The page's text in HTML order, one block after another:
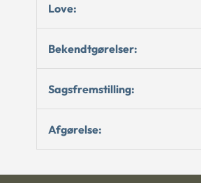
Love:
Bekendtgørelser:
Sagsfremstilling:
Afgørelse: